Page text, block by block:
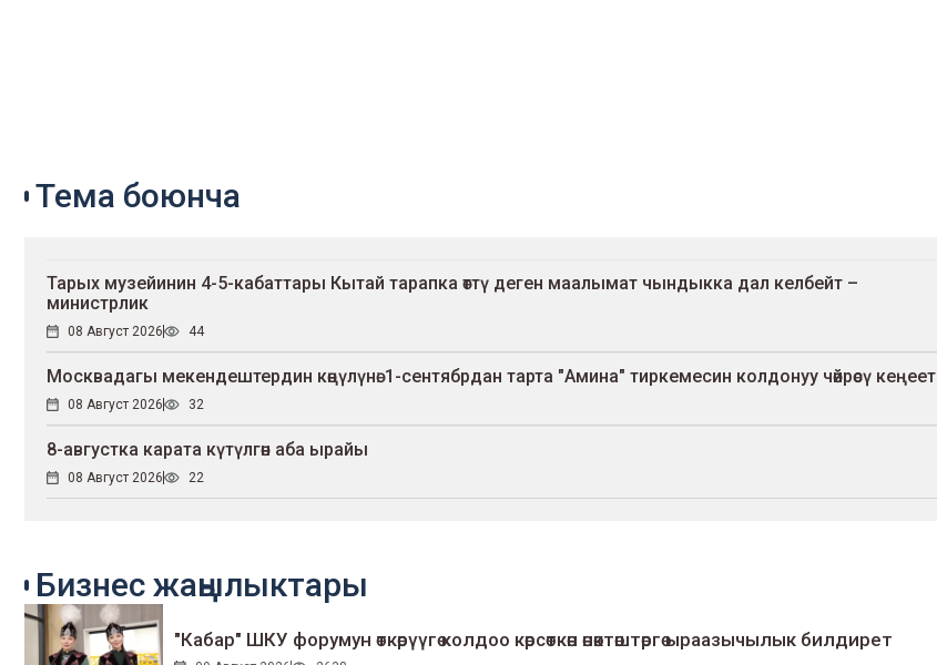
Тема боюнча
Тарых музейинин 4-5-кабаттары Кытай тарапка өттү деген маалымат чындыкка дал келбейт –
министрлик
08 Август 2026 44
Москвадагы мекендештердин көңүлүнө: 1-сентябрдан тарта "Амина" тиркемесин колдонуу чөйрөсү кеңеет
08 Август 2026 32
8-августка карата күтүлгөн аба ырайы
08 Август 2026 22
Бизнес жаңылыктары
"Кабар" ШКУ форумун өткөрүүгө колдоо көрсөткөн өнөктөштөргө ыраазычылык билдирет